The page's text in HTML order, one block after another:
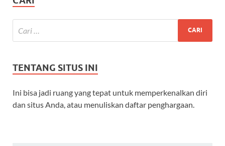
TENTANG SITUS INI
Ini bisa jadi ruang yang tepat untuk memperkenalkan diri
dan situs Anda, atau menuliskan daftar penghargaan.